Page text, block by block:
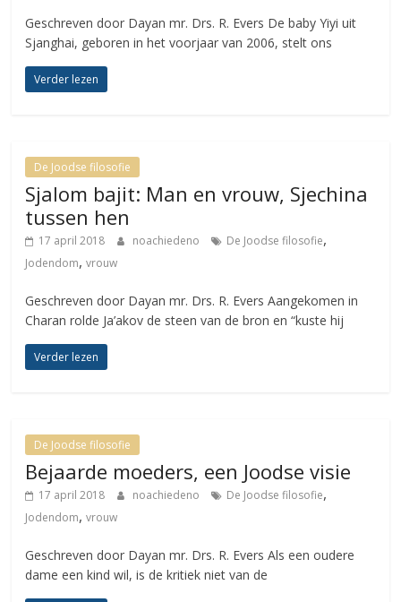
Geschreven door Dayan mr. Drs. R. Evers De baby Yiyi uit
Sjanghai, geboren in het voorjaar van 2006, stelt ons
Verder lezen
De Joodse filosofie
Sjalom bajit: Man en vrouw, Sjechina
tussen hen
17 april 2018 noachiedeno De Joodse filosofie,
Jodendom,vrouw
Geschreven door Dayan mr. Drs. R. Evers Aangekomen in
Charan rolde Ja’akov de steen van de bron en “kuste hij
Verder lezen
De Joodse filosofie
Bejaarde moeders, een Joodse visie
17 april 2018 noachiedeno De Joodse filosofie,
Jodendom,vrouw
Geschreven door Dayan mr. Drs. R. Evers Als een oudere
dame een kind wil, is de kritiek niet van de